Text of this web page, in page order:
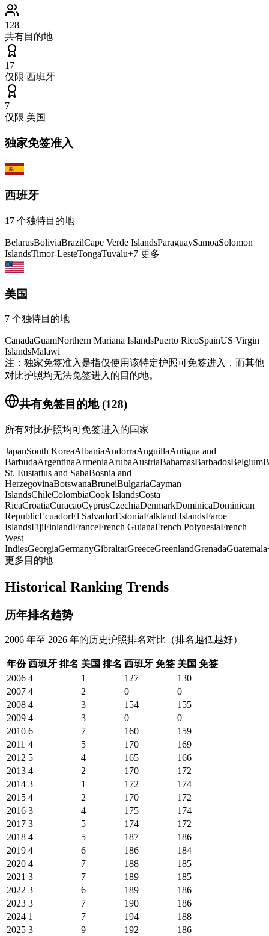
128
共有目的地
17
仅限 西班牙
7
仅限 美国
独家免签准入
西班牙
17 个独特目的地
BelarusBoliviaBrazilCape Verde IslandsParaguaySamoaSolomon
IslandsTimor-LesteTongaTuvalu+7 更多
美国
7 个独特目的地
CanadaGuamNorthern Mariana IslandsPuerto RicoSpainUS Virgin
IslandsMalawi
注：独家免签准入是指仅使用该特定护照可免签进入，而其他
对比护照均无法免签进入的目的地。
共有免签目的地(128)
所有对比护照均可免签进入的国家
JapanSouth KoreaAlbaniaAndorraAnguillaAntigua and
BarbudaArgentinaArmeniaArubaAustriaBahamasBarbadosBelgium
St. Eustatius and SabaBosnia and
HerzegovinaBotswanaBruneiBulgariaCayman
IslandsChileColombiaCook IslandsCosta
RicaCroatiaCuracaoCyprusCzechiaDenmarkDominicaDominican
RepublicEcuadorEl SalvadorEstoniaFalkland IslandsFaroe
IslandsFijiFinlandFranceFrench GuianaFrench PolynesiaFrench
West
IndiesGeorgiaGermanyGibraltarGreeceGreenlandGrenadaGuatemala
更多目的地
Historical Ranking Trends
历年排名趋势
2006 年至 2026 年的历史护照排名对比（排名越低越好）
年份 西班牙 排名 美国 排名 西班牙 免签 美国 免签
2006 4 1 127
130
2007 4 2 0
0
2008 4 3 154
155
2009 4 3 0
0
2010 6 7 160
159
2011 4 5 170
169
2012 5 4 165
166
2013 4 2 170
172
2014 3 1 172
174
2015 4 2 170
172
2016 3 4 175
174
2017 3 5 174
172
2018 4 5 187
186
2019 4 6 186
184
2020 4 7 188
185
2021 3 7 189
185
2022 3 6 189
186
2023 3 7 190
186
2024 1 7 194
188
2025 3 9 192
186